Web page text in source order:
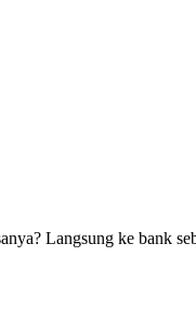
Langsung ke bank